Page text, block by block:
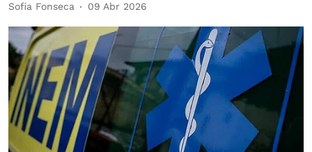
Sofia Fonseca 09 Abr 2026